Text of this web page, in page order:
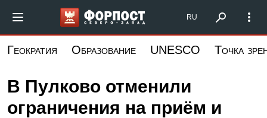
основному
Форпост Северо-Запад
RU
Геократия Образование UNESCO Точка
В Пулково отменили
ограничения на приём и